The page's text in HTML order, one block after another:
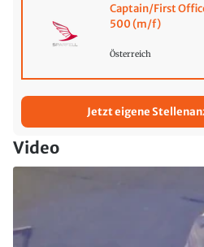
Captain/First
500 (m/f)
Österreich
Jetzt eigene
Video